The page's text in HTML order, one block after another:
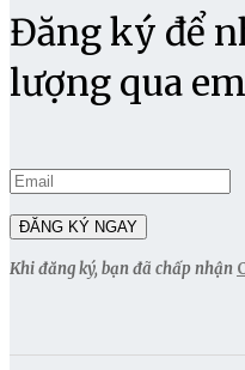
Đăng ký để
lượng qua
Khi đăng ký, bạn đã chấp nhận